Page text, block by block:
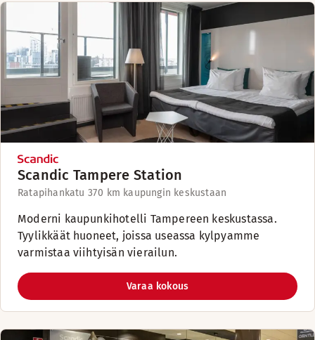
Scandic Tampere Station
Ratapihankatu 370 km kaupungin keskustaan
Moderni kaupunkihotelli Tampereen keskustassa.
Tyylikkäät huoneet, joissa useassa kylpyamme
varmistaa viihtyisän vierailun.
Varaa kokous